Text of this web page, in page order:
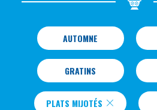
AUTOMNE
GRATINS
PLATS MIJOTÉS